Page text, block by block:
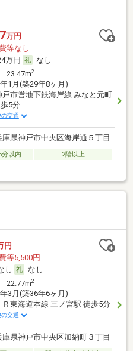
万円
等なし
万円
なし
2
1月(築29年8ヶ月)
戸市営地下鉄海岸線 みなと元町
5分
の交通
庫県神戸市中央区海岸通５丁目
分以内
2階以上
円
等5,500円
し
なし
2
3月(築36年6ヶ月)
Ｒ東海道本線 三ノ宮駅 徒歩5分
の交通
庫県神戸市中央区加納町３丁目